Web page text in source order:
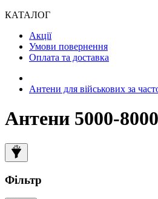
КАТАЛОГ
Акції
Умови повернення
Оплата та доставка
Антени для військових за
Антени 5000-
Фільтр